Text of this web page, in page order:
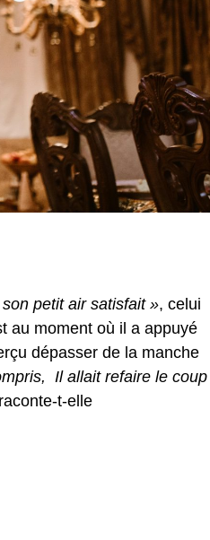
petit air satisfait », celui
au moment où il a appuyé
dépasser de la manche
Il allait refaire le coup
raconte-t-elle